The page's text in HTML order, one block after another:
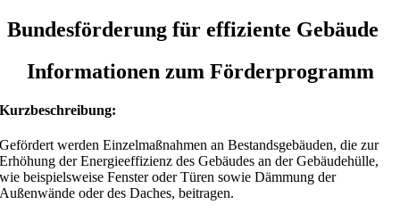
Bundesförderung für effiziente Gebäude
Informationen zum Förderprogramm
Kurzbeschreibung:
Gefördert werden Einzelmaßnahmen an Bestandsgebäuden, die zur
Erhöhung der Energieeffizienz des Gebäudes an der Gebäudehülle,
wie beispielsweise Fenster oder Türen sowie Dämmung der
Außenwände oder des Daches, beitragen.